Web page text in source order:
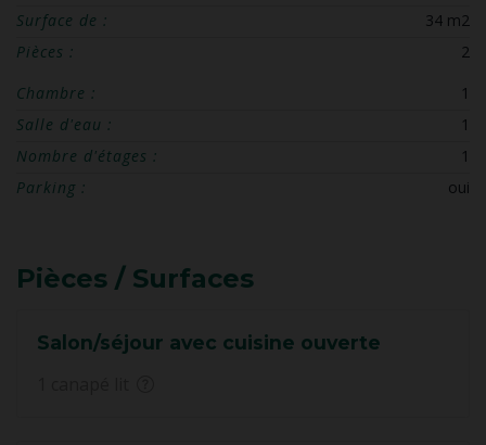
Surface de :
34 m2
Pièces :
2
Chambre :
1
Salle d'eau :
1
Nombre d'étages :
1
Parking :
oui
Pièces / Surfaces
Salon/séjour avec cuisine ouverte